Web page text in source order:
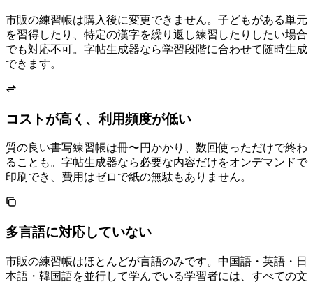
市販の練習帳は購入後に変更できません。子どもがある単元
を習得したり、特定の漢字を繰り返し練習したりしたい場合
でも対応不可。字帖生成器なら学習段階に合わせて随時生成
できます。
コストが高く、利用頻度が低い
質の良い書写練習帳は1冊1,000〜3,000円かかり、数回使っただけで終わ
ることも。字帖生成器なら必要な内容だけをオンデマンドで
印刷でき、費用はゼロで紙の無駄もありません。
多言語に対応していない
市販の練習帳はほとんどが1言語のみです。中国語・英語・日
本語・韓国語を並行して学んでいる学習者には、すべての文